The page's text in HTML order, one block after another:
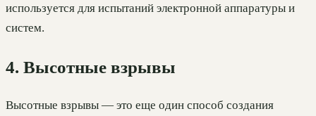
используется для испытаний электронной аппаратуры и
систем.
4. Высотные взрывы
Высотные взрывы — это еще один способ создания